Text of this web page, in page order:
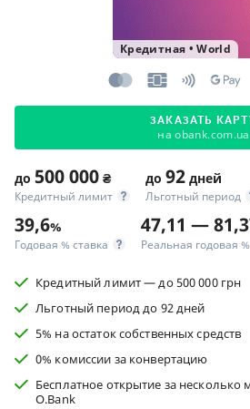
Кредитная •World
ЗАКАЗАТЬ
на obank.com.ua
до 500 000 ₴
Кредитный лимит
до 92 дней
Льготный период
39,6%
Годовая % ставка
47,11 —
Реальная годовая
Кредитный лимит — до 500 000 грн
Льготный период до 92 дней
5% на остаток собственных средств
0% комиссии за конвертацию
Бесплатное открытие за
O.Bank